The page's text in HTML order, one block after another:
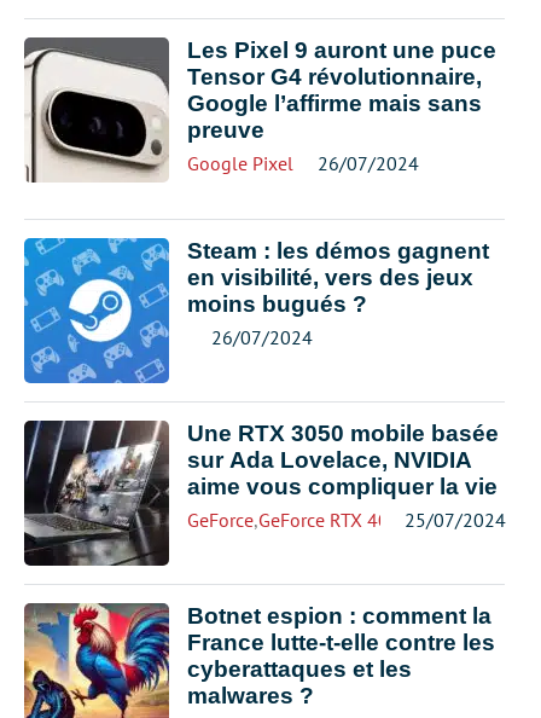
Les Pixel 9 auront une puce
Tensor G4 révolutionnaire,
Google l’affirme mais sans
preuve
Google Pixel 26/07/2024
Steam : les démos gagnent
en visibilité, vers des jeux
moins bugués ?
26/07/2024
Une RTX 3050 mobile basée
sur Ada Lovelace, NVIDIA
aime vous compliquer la vie
GeForce,GeForce RTX 400025/07/2024
Botnet espion : comment la
France lutte-t-elle contre les
cyberattaques et les
malwares ?